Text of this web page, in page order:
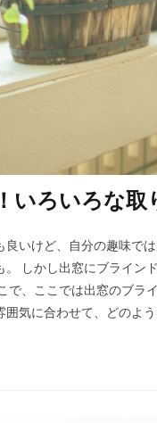
いろいろな取
いけど、自分の趣味で
しかし出窓にブライン
、ここでは出窓のブラ
気に合わせて、どのよ